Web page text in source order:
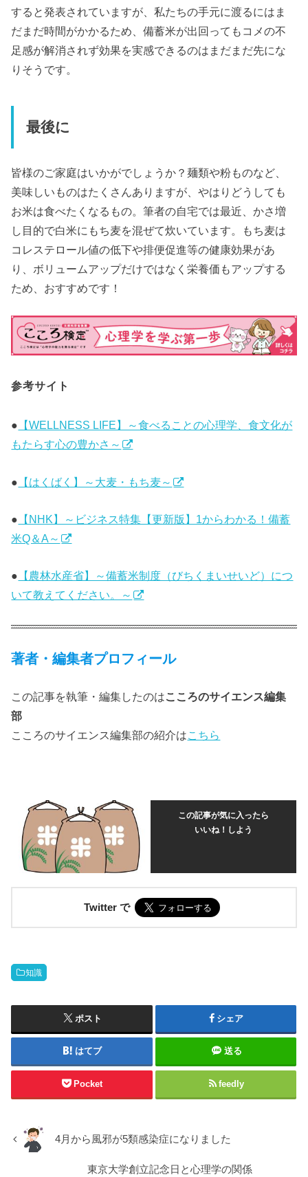
すると発表されていますが、私たちの手元に渡るにはま
だまだ時間がかかるため、備蓄米が出回ってもコメの不
足感が解消されず効果を実感できるのはまだまだ先にな
りそうです。
最後に
皆様のご家庭はいかがでしょうか？麺類や粉ものなど、
美味しいものはたくさんありますが、やはりどうしても
お米は食べたくなるもの。筆者の自宅では最近、かさ増
し目的で白米にもち麦を混ぜて炊いています。もち麦は
コレステロール値の低下や排便促進等の健康効果があ
り、ボリュームアップだけではなく栄養価もアップする
ため、おすすめです！
参考サイト
● 【WELLNESS LIFE】～食べることの心理学、食文化が
もたらす心の豊かさ～
● 【はくばく】～大麦・もち麦～
● 【NHK】～ビジネス特集【更新版】1からわかる！備蓄
米Q＆A～
● 【農林水産省】～備蓄米制度（びちくまいせいど）につ
いて教えてください。～
著者・編集者プロフィール
この記事を執筆・編集したのはこころのサイエンス編集
部
こころのサイエンス編集部の紹介はこちら
この記事が気に入ったら
いいね！しよう
Twitter で
知識
ポスト シェア
はてブ 送る
Pocket feedly
4月から風邪が5類感染症になりました
東京大学創立記念日と心理学の関係